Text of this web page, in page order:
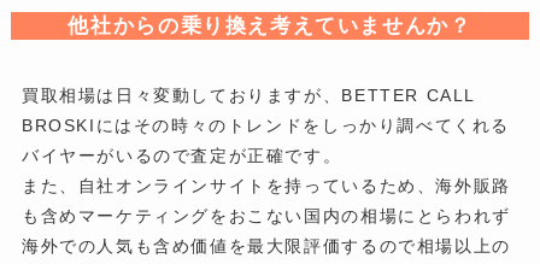
他社からの乗り換え考えていませんか？
買取相場は日々変動しておりますが、BETTER CALL
BROSKIにはその時々のトレンドをしっかり調べてくれる
バイヤーがいるので査定が正確です。
また、自社オンラインサイトを持っているため、海外販路
も含めマーケティングをおこない国内の相場にとらわれず
海外での人気も含め価値を最大限評価するので相場以上の